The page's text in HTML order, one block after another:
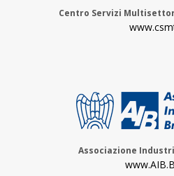
Centro Servizi
Associazione